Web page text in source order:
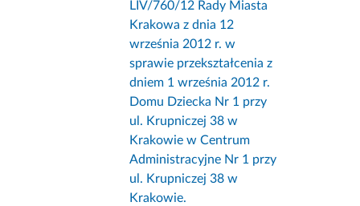
LIV/760/12 Rady Miasta
Krakowa z dnia 12
września 2012 r. w
sprawie przekształcenia z
dniem 1 września 2012 r.
Domu Dziecka Nr 1 przy
ul. Krupniczej 38 w
Krakowie w Centrum
Administracyjne Nr 1 przy
ul. Krupniczej 38 w
Krakowie.